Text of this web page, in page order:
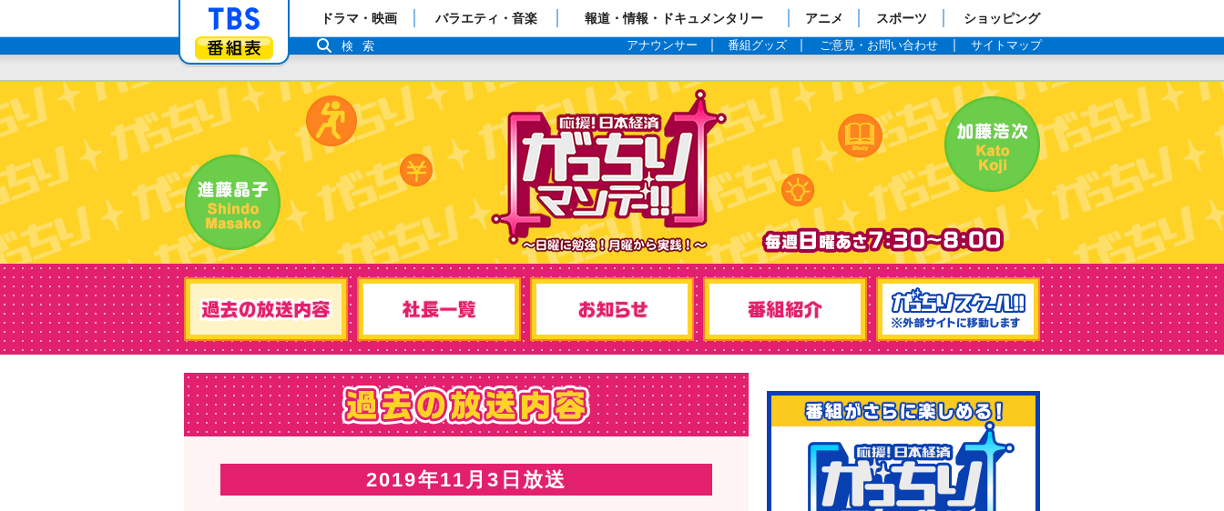
「TBSテレビ」トップページ
番組表
ドラマ・映画 バラエティ・音楽 報道・情報・ドキュメンタリー アニメ スポーツ ショッピング
アナウンサー 番組グッズ ご意見・お問い合わせ サイトマップ
検索
2019年11月3日放送